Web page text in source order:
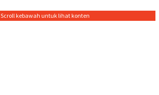
Scroll kebawah untuk lihat konten